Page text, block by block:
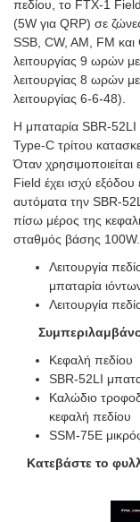
πεδίου, το FTX-1
(5W για QRP) σε
SSB, CW, AM, FM και
λειτουργίας 9 ωρών
λειτουργίας 8 ωρών
λειτουργίας 6-6-48).
Η μπαταρία SBR-52LI
Type-C τρίτου
Όταν
Field έχει ισχύ
αυτόματα την SBR-
πίσω μέρος της
σταθμός βάσης 100W.
Λειτουργία
μπαταρία
Λειτουργία
Κεφαλή πεδίου
SBR-52LI
Καλώδιο
κεφαλή πεδίου
SSM-75E
Κατεβάστε το